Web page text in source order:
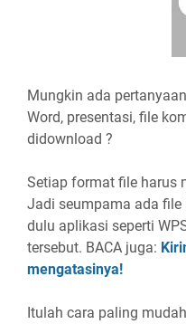
Mungkin ada
Word, presentasi, file
didownload ?
Setiap format file harus
Jadi seumpama ada
dulu aplikasi seperti
tersebut. BACA juga:
mengatasinya!
Itulah cara paling